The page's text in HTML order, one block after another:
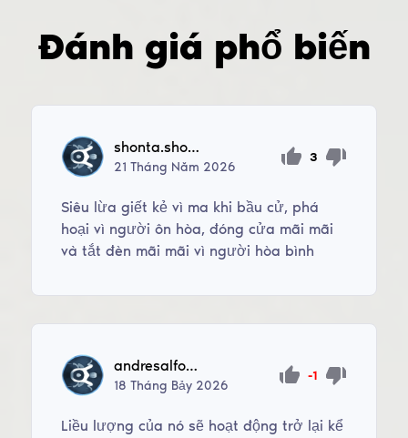
Đánh giá phổ biến
shonta.shon61
21Tháng Năm 2026
3
Siêu lừa giết kẻ vì ma khi bầu cử, phá
hoại vì người ôn hòa, đóng cửa mãi mãi
và tắt đèn mãi mãi vì người hòa bình
andresalfonsoagapito0508
18Tháng Bảy 2026
-1
Liều lượng của nó sẽ hoạt động trở lại kể